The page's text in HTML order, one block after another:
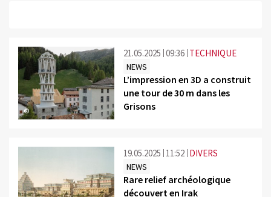
©
21.05.2025 09:36 TECHNIQUE
NEWS
L’impression en 3D a construit
une tour de 30 m dans les
Grisons
19.05.2025 11:52 DIVERS
NEWS
Rare relief archéologique
découvert en Irak